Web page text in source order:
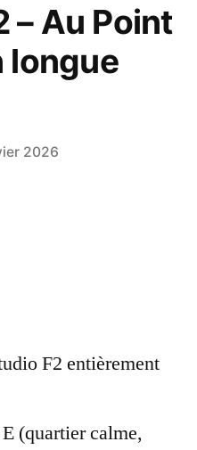
– Au Point
longue
2026
F2 entièrement
(quartier calme,